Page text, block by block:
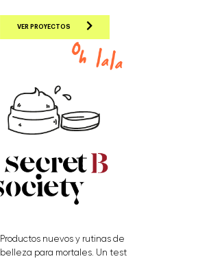
VER PROYECTOS
Productos nuevos y rutinas de
belleza para mortales. Un test